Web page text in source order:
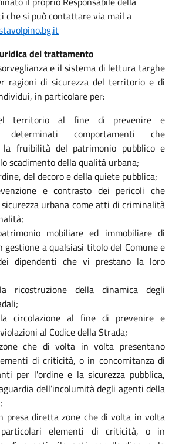
che si può contattare via mail a
del trattamento
e il sistema di lettura targhe
ragioni di sicurezza del territorio e di
in particolare per:
territorio al fine di prevenire e
determinati comportamenti che
la fruibilità del patrimonio pubblico e
scadimento della qualità urbana;
del decoro e della quiete pubblica;
e contrasto dei pericoli che
urbana come atti di criminalità
mobiliare ed immobiliare di
gestione a qualsiasi titolo del Comune e
dipendenti che vi prestano la loro
ricostruzione della dinamica degli
circolazione al fine di prevenire e
al Codice della Strada;
che di volta in volta presentano
di criticità, o in concomitanza di
per l'ordine e la sicurezza pubblica,
dell’incolumità degli agenti della
presa diretta zone che di volta in volta
particolari elementi di criticità, o in